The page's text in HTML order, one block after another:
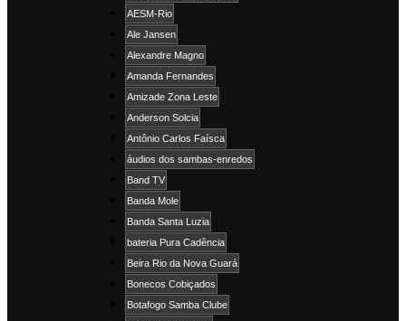
AESM-Rio
Ale Jansen
Alexandre Magno
Amanda Fernandes
Amizade Zona Leste
Anderson Solcia
Antônio Carlos Faísca
áudios dos sambas-enredos
Band TV
Banda Mole
Banda Santa Luzia
bateria Pura Cadência
Beira Rio da Nova Guará
Bonecos Cobiçados
Botafogo Samba Clube